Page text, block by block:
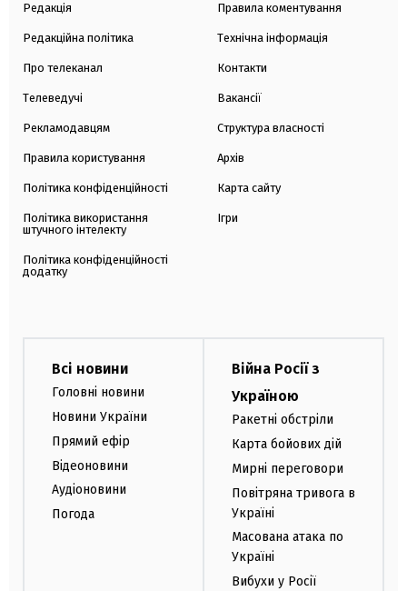
Редакція
Редакційна політика
Про телеканал
Телеведучі
Рекламодавцям
Правила користування
Політика конфіденційності
Політика використання
штучного інтелекту
Політика конфіденційності
додатку
Правила коментування
Технічна інформація
Контакти
Вакансії
Структура власності
Архів
Карта сайту
Ігри
Всі новини
Головні новини
Новини України
Прямий ефір
Відеоновини
Аудіоновини
Погода
Війна Росії з
Україною
Ракетні обстріли
Карта бойових дій
Мирні переговори
Повітряна тривога в
Україні
Масована атака по
Україні
Вибухи у Росії